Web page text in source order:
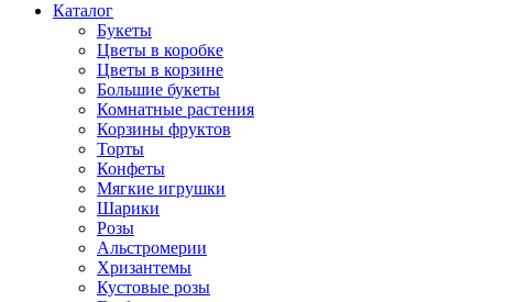
Каталог
Букеты
Цветы в коробке
Цветы в корзине
Большие букеты
Комнатные растения
Корзины фруктов
Торты
Конфеты
Мягкие игрушки
Шарики
Розы
Альстромерии
Хризантемы
Кустовые розы